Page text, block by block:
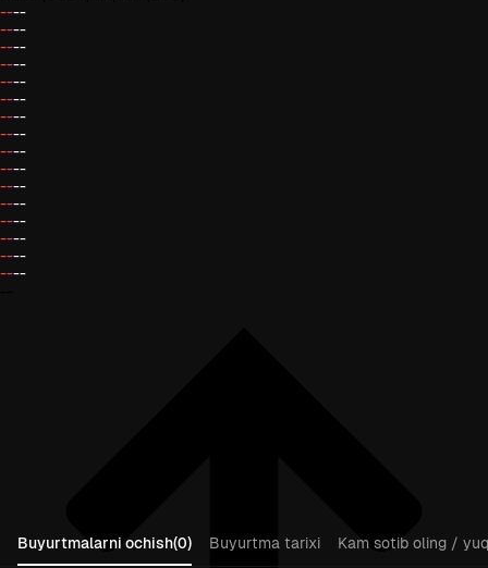
----
----
----
----
----
----
----
----
----
----
----
----
----
----
----
----
Buyurtmalarni ochish(0) Buyurtma tarixi
Kam sotib oling /